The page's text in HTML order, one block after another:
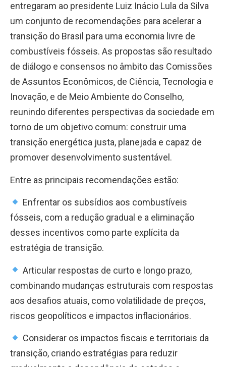
entregaram ao presidente Luiz Inácio Lula da Silva
um conjunto de recomendações para acelerar a
transição do Brasil para uma economia livre de
combustíveis fósseis. As propostas são resultado
de diálogo e consensos no âmbito das Comissões
de Assuntos Econômicos, de Ciência, Tecnologia e
Inovação, e de Meio Ambiente do Conselho,
reunindo diferentes perspectivas da sociedade em
torno de um objetivo comum: construir uma
transição energética justa, planejada e capaz de
promover desenvolvimento sustentável.
Entre as principais recomendações estão:
Enfrentar os subsídios aos combustíveis
fósseis, com a redução gradual e a eliminação
desses incentivos como parte explícita da
estratégia de transição.
Articular respostas de curto e longo prazo,
combinando mudanças estruturais com respostas
aos desafios atuais, como volatilidade de preços,
riscos geopolíticos e impactos inflacionários.
Considerar os impactos fiscais e territoriais da
transição, criando estratégias para reduzir